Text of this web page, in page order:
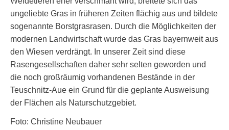
ungeliebte Gras in früheren Zeiten flächig aus und bildete
sogenannte Borstgrasrasen. Durch die Möglichkeiten der
modernen Landwirtschaft wurde das Gras bayernweit aus
den Wiesen verdrängt. In unserer Zeit sind diese
Rasengesellschaften daher sehr selten geworden und
die noch großräumig vorhandenen Bestände in der
Teuschnitz-Aue ein Grund für die geplante Ausweisung
der Flächen als Naturschutzgebiet.
Foto: Christine Neubauer